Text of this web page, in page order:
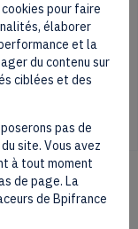
pour faire
élaborer
et la
du contenu sur
ciblées et des
pas de
site. Vous avez
à tout moment
de page. La
de Bpifrance